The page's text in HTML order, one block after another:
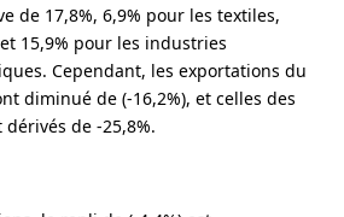
de 17,8%, 6,9% pour les textiles,
15,9% pour les industries
Cependant, les exportations du
diminué de (-16,2%), et celles des
de -25,8%.